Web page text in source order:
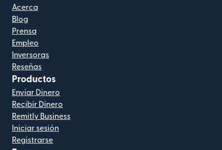
Acerca
Blog
Prensa
Empleo
Inversoras
Reseñas
Productos
Enviar Dinero
Recibir Dinero
Remitly Business
Iniciar sesión
Registrarse